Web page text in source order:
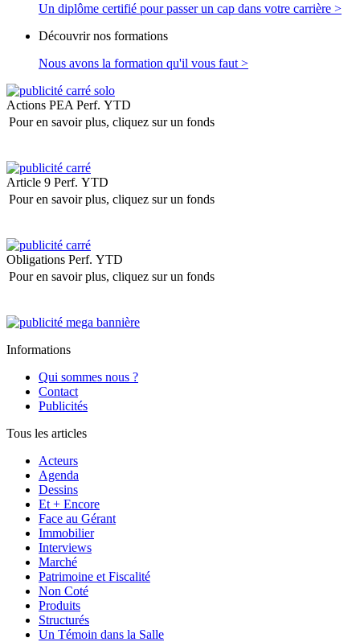
Un diplôme certifié pour passer un cap dans votre carrière >
Découvrir nos formations
Nous avons la formation qu'il vous faut >
Actions PEA Perf. YTD
Pour en savoir plus, cliquez sur un fonds
Article 9 Perf. YTD
Pour en savoir plus, cliquez sur un fonds
Obligations Perf. YTD
Pour en savoir plus, cliquez sur un fonds
Informations
Qui sommes nous ?
Contact
Publicités
Tous les articles
Acteurs
Agenda
Dessins
Et + Encore
Face au Gérant
Immobilier
Interviews
Marché
Patrimoine et Fiscalité
Non Coté
Produits
Structurés
Un Témoin dans la Salle